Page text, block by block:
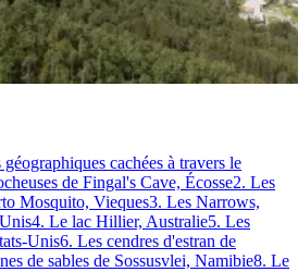
cachées à travers le
de Fingal's Cave, Écosse2. Les
Mosquito, Vieques3. Les Narrows,
4. Le lac Hillier, Australie5. Les
Unis6. Les cendres d'estran de
de sables de Sossusvlei, Namibie8. Le